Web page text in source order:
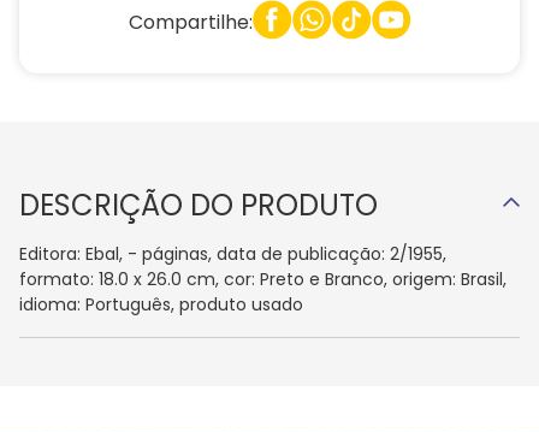
Compartilhe:
DESCRIÇÃO DO PRODUTO
Editora: Ebal, - páginas, data de publicação: 2/1955,
formato: 18.0 x 26.0 cm, cor: Preto e Branco, origem: Brasil,
idioma: Português, produto usado